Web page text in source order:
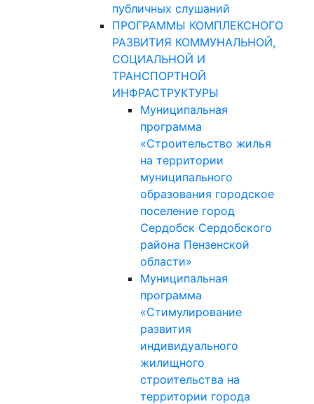
публичных слушаний
ПРОГРАММЫ КОМПЛЕКСНОГО
РАЗВИТИЯ КОММУНАЛЬНОЙ,
СОЦИАЛЬНОЙ И
ТРАНСПОРТНОЙ
ИНФРАСТРУКТУРЫ
Муниципальная
программа
«Строительство жилья
на территории
муниципального
образования городское
поселение город
Сердобск Сердобского
района Пензенской
области»
Муниципальная
программа
«Стимулирование
развития
индивидуального
жилищного
строительства на
территории города